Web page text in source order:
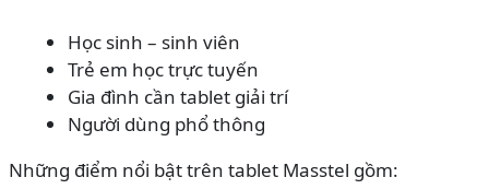
Học sinh – sinh viên
Trẻ em học trực tuyến
Gia đình cần tablet giải trí
Người dùng phổ thông
Những điểm nổi bật trên tablet Masstel gồm: